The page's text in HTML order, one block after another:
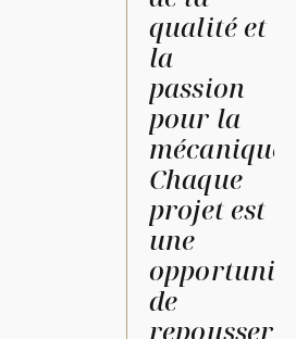
qualité et
la
passion
pour la
mécanique.
Chaque
projet est
une
de
repousser